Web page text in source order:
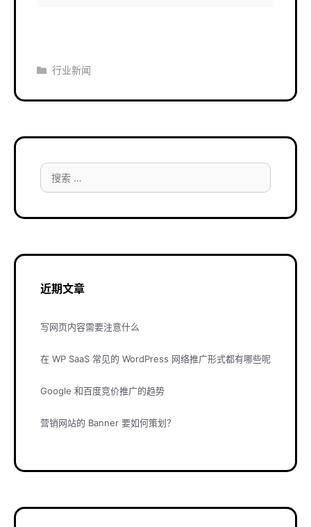
分
行业新闻
搜
索：
近期文章
写网页内容需要注意什么
在 WP SaaS 常见的 WordPress 网络推广形式都有哪些呢
Google 和百度竞价推广的趋势
营销网站的 Banner 要如何策划？